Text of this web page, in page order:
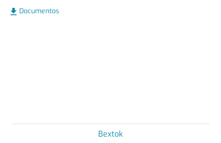
Documentos
Bextok